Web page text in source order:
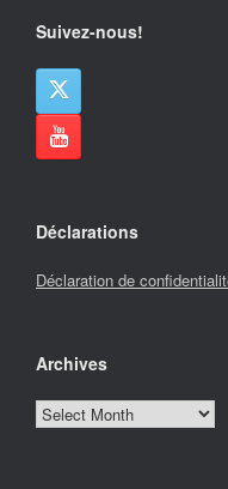
Suivez-nous!
Déclarations
Déclaration de
Archives
Archives